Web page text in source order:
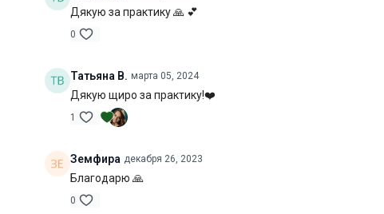
Дякую за практику 🙏 💕
0
Татьяна В. марта 05, 2024
Дякую щиро за практику!❤️
1
Земфира декабря 26, 2023
Благодарю 🙏
0